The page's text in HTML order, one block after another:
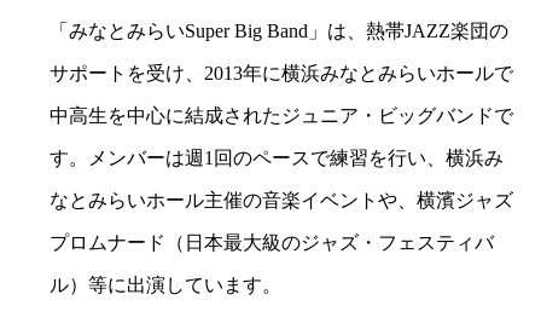
「みなとみらいSuper Big Band」は、熱帯JAZZ楽団の
サポートを受け、2013年に横浜みなとみらいホールで
中高生を中心に結成されたジュニア・ビッグバンドで
す。メンバーは週1回のペースで練習を行い、横浜み
なとみらいホール主催の音楽イベントや、横濱ジャズ
プロムナード（日本最大級のジャズ・フェスティバ
ル）等に出演しています。